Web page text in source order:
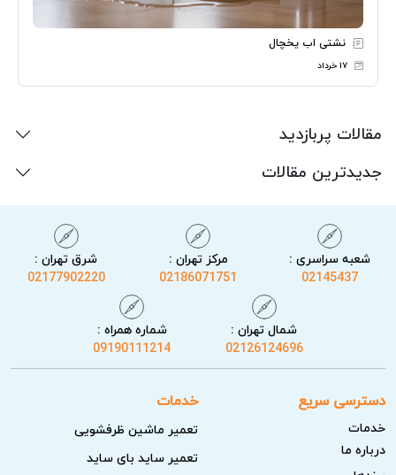
نشتی اب یخچال
۱۷ خرداد
مقالات پربازدید
جدیدترین مقالات
شعبه سراسری :
02145437
مرکز تهران :
02186071751
شرق تهران :
02177902220
شمال تهران :
02126124696
شماره همراه :
09190111214
دسترسی سریع
خدمات
درباره ما
خدمات
تعمیر ماشین ظرفشویی
تعمیر ساید بای ساید